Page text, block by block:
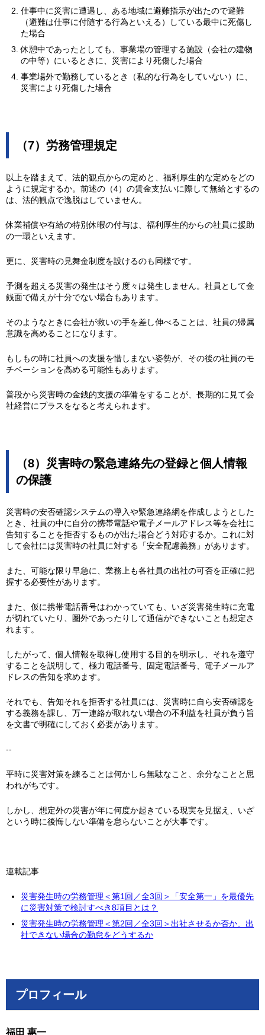
仕事中に災害に遭遇し、ある地域に避難指示が出たので避難
（避難は仕事に付随する行為といえる）している最中に死傷し
た場合
休憩中であったとしても、事業場の管理する施設（会社の建物
の中等）にいるときに、災害により死傷した場合
事業場外で勤務しているとき（私的な行為をしていない）に、
災害により死傷した場合
（7）労務管理規定
以上を踏まえて、法的観点からの定めと、福利厚生的な定めをどの
ように規定するか。前述の（4）の賃金支払いに際して無給とするの
は、法的観点で逸脱はしていません。
休業補償や有給の特別休暇の付与は、福利厚生的からの社員に援助
の一環といえます。
更に、災害時の見舞金制度を設けるのも同様です。
予測を超える災害の発生はそう度々は発生しません。社員として金
銭面で備えが十分でない場合もあります。
そのようなときに会社が救いの手を差し伸べることは、社員の帰属
意識を高めることになります。
もしもの時に社員への支援を惜しまない姿勢が、その後の社員のモ
チベーションを高める可能性もあります。
普段から災害時の金銭的支援の準備をすることが、長期的に見て会
社経営にプラスをなると考えられます。
（8）災害時の緊急連絡先の登録と個人情報
の保護
災害時の安否確認システムの導入や緊急連絡網を作成しようとした
とき、社員の中に自分の携帯電話や電子メールアドレス等を会社に
告知することを拒否するものが出た場合どう対応するか。これに対
して会社には災害時の社員に対する「安全配慮義務」があります。
また、可能な限り早急に、業務上も各社員の出社の可否を正確に把
握する必要性があります。
また、仮に携帯電話番号はわかっていても、いざ災害発生時に充電
が切れていたり、圏外であったりして通信ができないことも想定さ
れます。
したがって、個人情報を取得し使用する目的を明示し、それを遵守
することを説明して、極力電話番号、固定電話番号、電子メールア
ドレスの告知を求めます。
それでも、告知それを拒否する社員には、災害時に自ら安否確認を
する義務を課し、万一連絡が取れない場合の不利益を社員が負う旨
を文書で明確にしておく必要があります。
--
平時に災害対策を練ることは何かしら無駄なこと、余分なことと思
われがちです。
しかし、想定外の災害が年に何度か起きている現実を見据え、いざ
という時に後悔しない準備を怠らないことが大事です。
連載記事
災害発生時の労務管理＜第1回／全3回＞「安全第一」を最優先
に災害対策で検討すべき8項目とは？
災害発生時の労務管理＜第2回／全3回＞出社させるか否か、出
社できない場合の勤怠をどうするか
プロフィール
福田 惠一